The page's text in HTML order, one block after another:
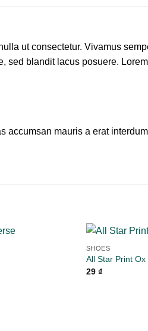
ut consectetur. Vivamus
sed blandit lacus posuere.
mauris a erat
SHOES
All Star Print
29 ₫